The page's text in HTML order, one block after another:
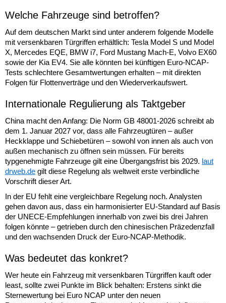
Welche Fahrzeuge sind betroffen?
Auf dem deutschen Markt sind unter anderem folgende Modelle
mit versenkbaren Türgriffen erhältlich: Tesla Model S und Model
X, Mercedes EQE, BMW i7, Ford Mustang Mach-E, Volvo EX60
sowie der Kia EV4. Sie alle könnten bei künftigen Euro-NCAP-
Tests schlechtere Gesamtwertungen erhalten – mit direkten
Folgen für Flottenverträge und den Wiederverkaufswert.
Internationale Regulierung als Taktgeber
China macht den Anfang: Die Norm GB 48001-2026 schreibt ab
dem 1. Januar 2027 vor, dass alle Fahrzeugtüren – außer
Heckklappe und Schiebetüren – sowohl von innen als auch von
außen mechanisch zu öffnen sein müssen. Für bereits
typgenehmigte Fahrzeuge gilt eine Übergangsfrist bis 2029. laut
drweb.de gilt diese Regelung als weltweit erste verbindliche
Vorschrift dieser Art.
In der EU fehlt eine vergleichbare Regelung noch. Analysten
gehen davon aus, dass ein harmonisierter EU-Standard auf Basis
der UNECE-Empfehlungen innerhalb von zwei bis drei Jahren
folgen könnte – getrieben durch den chinesischen Präzedenzfall
und den wachsenden Druck der Euro-NCAP-Methodik.
Was bedeutet das konkret?
Wer heute ein Fahrzeug mit versenkbaren Türgriffen kauft oder
least, sollte zwei Punkte im Blick behalten: Erstens sinkt die
Sternewertung bei Euro NCAP unter den neuen